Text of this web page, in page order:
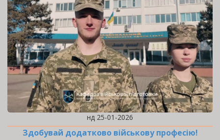
нд 25-01-2026
Здобувай додатково військову професію!